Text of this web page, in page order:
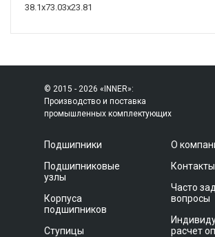
38.1x73.03x23.81
© 2015 - 2026 «INNER»:
Производство и поставка
промышленных комплектующих
Подшипники
Подшипниковые
узлы
Корпуса
подшипников
Ступицы
О
Контакты
Часто
вопросы
расчет